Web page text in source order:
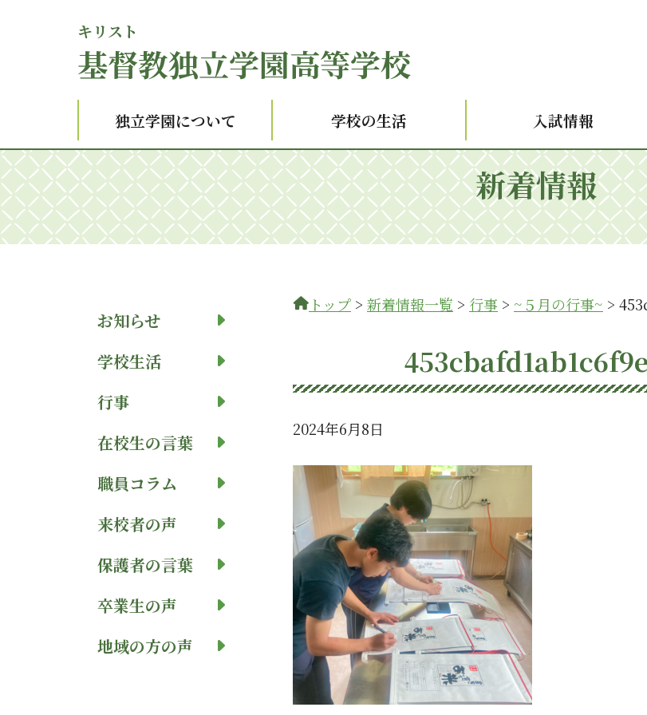
基督
キリスト
教独立学園高等学校
独立学園について 学校の生活 入試情報
新着情報
お知らせ
学校生活
行事
在校生の言葉
職員コラム
来校者の声
保護者の言葉
卒業生の声
地域の方の声
トップ > 新着情報一覧 > 行事 > ~５月の行事~ >
2024年6月8日